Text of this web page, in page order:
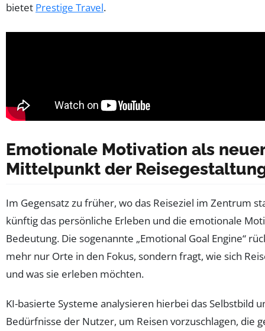
bietet Prestige Travel.
Emotionale Motivation als
Mittelpunkt der
Im Gegensatz zu früher, wo das Reiseziel im Zentrum
künftig das persönliche Erleben und die emotionale
Bedeutung. Die sogenannte „Emotional Goal Engine“
mehr nur Orte in den Fokus, sondern fragt, wie sich
und was sie erleben möchten.
KI-basierte Systeme analysieren hierbei das Selbstbild
Bedürfnisse der Nutzer, um Reisen vorzuschlagen, die